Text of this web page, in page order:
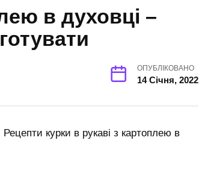
в духовці –
ОПУБЛІКОВАНО
14 Січня, 2022
курки в рукаві з картоплею в